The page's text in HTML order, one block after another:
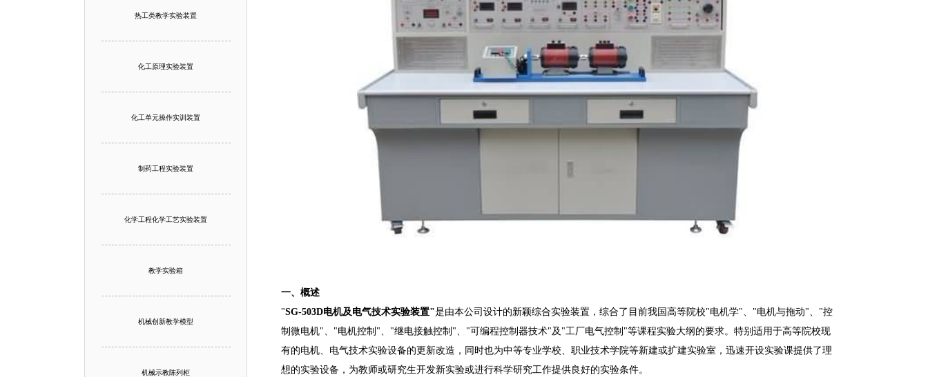
热工类教学实验装置
化工原理实验装置
化工单元操作实训装置
制药工程实验装置
化学工程化学工艺实验装置
教学实验箱
机械创新教学模型
机械示教陈列柜
一、概述
"SG-503D电机及电气技术实验装置"是由本公司设计的新颖综合实验装置，综合了目前我国高等院校"电机学"、"电机与拖动"、"控
制微电机"、"电机控制"、"继电接触控制"、"可编程控制器技术"及"工厂电气控制"等课程实验大纲的要求。特别适用于高等院校现
有的电机、电气技术实验设备的更新改造，同时也为中等专业学校、职业技术学院等新建或扩建实验室，迅速开设实验课提供了理
想的实验设备，为教师或研究生开发新实验或进行科学研究工作提供良好的实验条件。